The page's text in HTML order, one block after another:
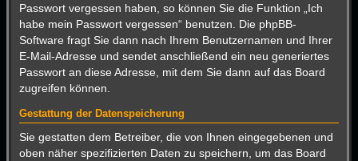
Passwort vergessen haben, so können Sie die Funktion „Ich
habe mein Passwort vergessen“ benutzen. Die phpBB-
Software fragt Sie dann nach Ihrem Benutzernamen und Ihrer
E-Mail-Adresse und sendet anschließend ein neu generiertes
Passwort an diese Adresse, mit dem Sie dann auf das Board
zugreifen können.
Gestattung der Datenspeicherung
Sie gestatten dem Betreiber, die von Ihnen eingegebenen und
oben näher spezifizierten Daten zu speichern, um das Board